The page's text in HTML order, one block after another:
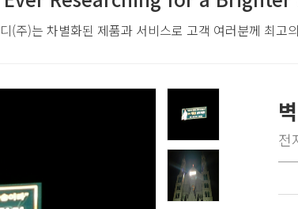
(주)는 차별화된 제품과 서비스로고객 여러분께 최고
전